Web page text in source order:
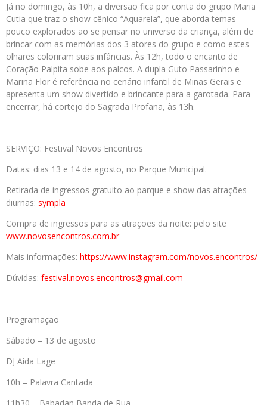
Já no domingo, às 10h, a diversão fica por conta do grupo Maria
Cutia que traz o show cênico “Aquarela”, que aborda temas
pouco explorados ao se pensar no universo da criança, além de
brincar com as memórias dos 3 atores do grupo e como estes
olhares coloriram suas infâncias. Às 12h, todo o encanto de
Coração Palpita sobe aos palcos. A dupla Guto Passarinho e
Marina Flor é referência no cenário infantil de Minas Gerais e
apresenta um show divertido e brincante para a garotada. Para
encerrar, há cortejo do Sagrada Profana, às 13h.
SERVIÇO: Festival Novos Encontros
Datas: dias 13 e 14 de agosto, no Parque Municipal.
Retirada de ingressos gratuito ao parque e show das atrações
diurnas: sympla
Compra de ingressos para as atrações da noite: pelo site
www.novosencontros.com.br
Mais informações: https://www.instagram.com/novos.encontros/
Dúvidas: festival.novos.encontros@gmail.com
Programação
Sábado – 13 de agosto
DJ Aída Lage
10h – Palavra Cantada